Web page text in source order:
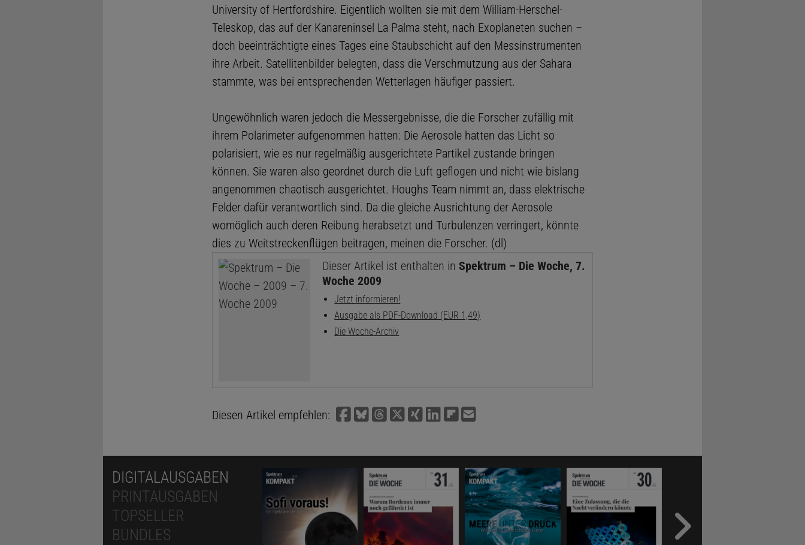
University of Hertfordshire. Eigentlich wollten sie mit dem William-Herschel-
Teleskop, das auf der Kanareninsel La Palma steht, nach Exoplaneten suchen –
doch beeinträchtigte eines Tages eine Staubschicht auf den Messinstrumenten
ihre Arbeit. Satellitenbilder belegten, dass die Verschmutzung aus der Sahara
stammte, was bei entsprechenden Wetterlagen häufiger passiert.
Ungewöhnlich waren jedoch die Messergebnisse, die die Forscher zufällig mit
ihrem Polarimeter aufgenommen hatten: Die Aerosole hatten das Licht so
polarisiert, wie es nur regelmäßig ausgerichtete Partikel zustande bringen
können. Sie waren also geordnet durch die Luft geflogen und nicht wie bislang
angenommen chaotisch ausgerichtet. Houghs Team nimmt an, dass elektrische
Felder dafür verantwortlich sind. Da die gleiche Ausrichtung der Aerosole
womöglich auch deren Reibung herabsetzt und Turbulenzen verringert, könnte
dies zu Weitstreckenflügen beitragen, meinen die Forscher. (dl)
Dieser Artikel ist enthalten inSpektrum – Die Woche, 7.
Woche 2009
Jetzt informieren!
Ausgabe als PDF-Download (EUR 1,49)
Die Woche-Archiv
Diesen Artikel empfehlen:
DIGITALAUSGABEN
PRINTAUSGABEN
TOPSELLER
BUNDLES